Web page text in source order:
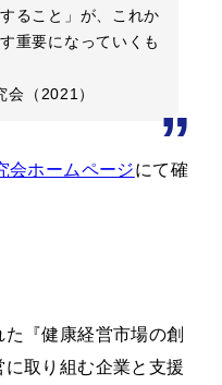
ること」が、これか
重要になっていくも
（2021）
会ホームページにて確
『健康経営市場の創
取り組む企業と支援